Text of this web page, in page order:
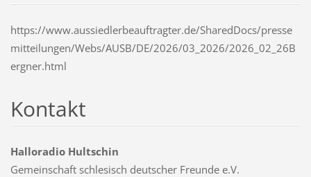
https://www.aussiedlerbeauftragter.de/SharedDocs/presse
mitteilungen/Webs/AUSB/DE/2026/03_2026/2026_02_26B
ergner.html
Kontakt
Halloradio Hultschin
Gemeinschaft schlesisch deutscher Freunde e.V.